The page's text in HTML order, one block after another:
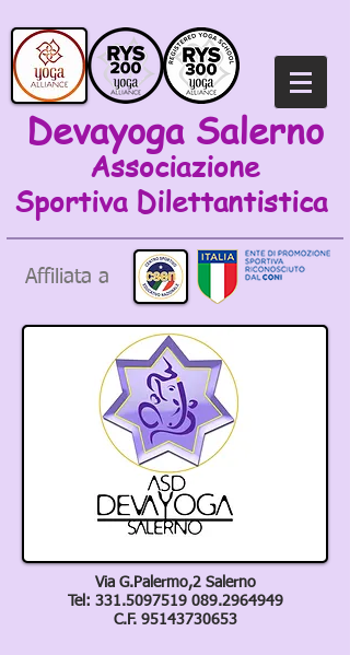
Devayoga Salerno
Associazione
Sportiva Dilettantistica
Affiliata a
Via G.Palermo,2 Salerno
Tel: 331.5097519 089.2964949
C.F. 95143730653